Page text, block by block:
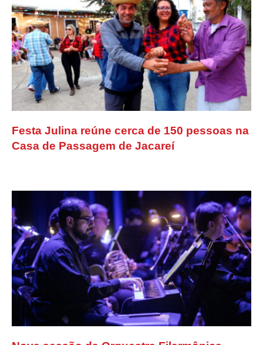
Festa Julina reúne cerca de 150 pessoas na
Casa de Passagem de Jacareí